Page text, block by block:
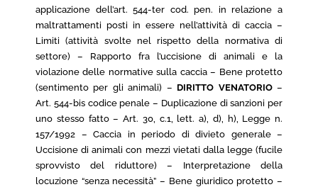
applicazione dell’art. 544-ter cod. pen. in relazione a
maltrattamenti posti in essere nell’attività di caccia –
Limiti (attività svolte nel rispetto della normativa di
settore) – Rapporto fra l’uccisione di animali e la
violazione delle normative sulla caccia – Bene protetto
(sentimento per gli animali) – DIRITTO VENATORIO–
Art. 544-bis codice penale – Duplicazione di sanzioni per
uno stesso fatto – Art. 30, c.1, lett. a), d), h), Legge n.
157/1992 – Caccia in periodo di divieto generale –
Uccisione di animali con mezzi vietati dalla legge (fucile
sprovvisto del riduttore) – Interpretazione della
locuzione “senza necessità” – Bene giuridico protetto –